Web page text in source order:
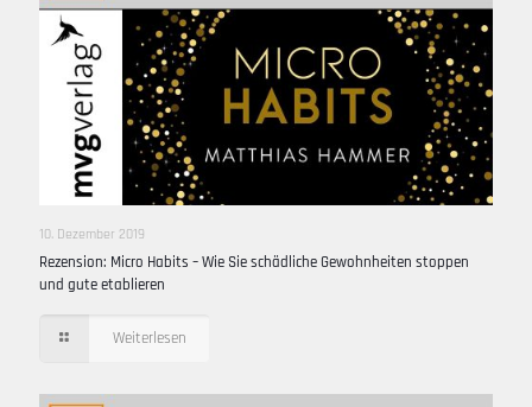
10. Dezember 2019
Rezension: Micro Habits – Wie Sie schädliche Gewohnheiten stoppen
und gute etablieren
Weiterlesen